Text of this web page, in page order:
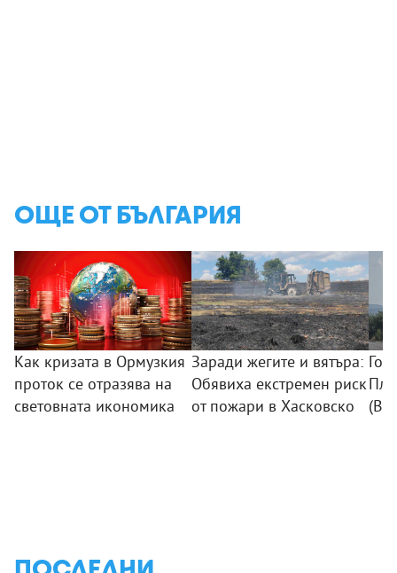
ОЩЕ ОТ БЪЛГАРИЯ
Как кризата в Ормузкия
проток се отразява на
световната икономика
Заради жегите и вятъра:
Обявиха екстремен риск
от пожари в Хасковско